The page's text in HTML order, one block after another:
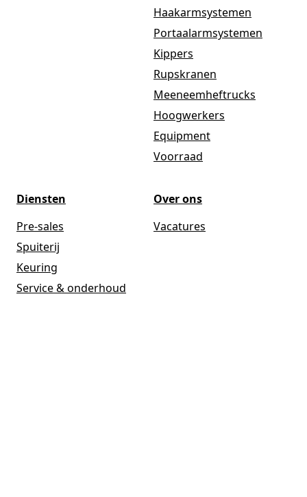
Haakarmsystemen
Portaalarmsystemen
Kippers
Rupskranen
Meeneemheftrucks
Hoogwerkers
Equipment
Voorraad
Diensten
Pre-sales
Spuiterij
Keuring
Service & onderhoud
Over ons
Vacatures